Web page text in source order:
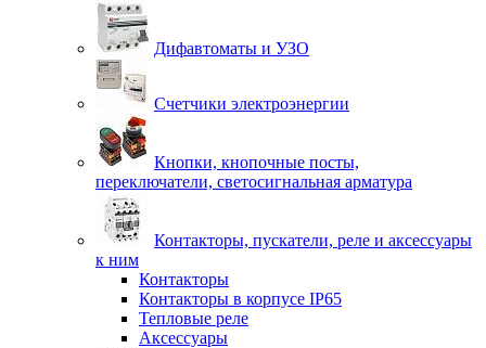
Дифавтоматы и УЗО
Счетчики электроэнергии
Кнопки, кнопочные посты,
переключатели, светосигнальная арматура
Контакторы, пускатели, реле и аксессуары
к ним
Контакторы
Контакторы в корпусе IP65
Тепловые реле
Аксессуары